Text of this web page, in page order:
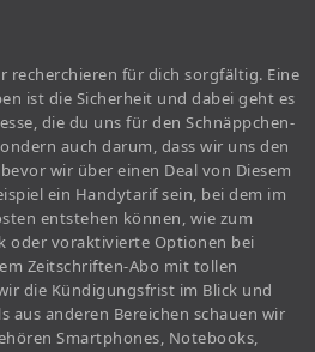
recherchieren für dich sorgfältig. Eine
ist die Sicherheit und dabei geht es
die du uns für den Schnäppchen-
auch darum, dass wir uns den
wir über einen Deal von Diesem
ein Handytarif sein, bei dem im
entstehen können, wie zum
oder voraktivierte Optionen bei
Zeitschriften-Abo mit tollen
die Kündigungsfrist im Blick und
aus anderen Bereichen schauen wir
Smartphones, Notebooks,